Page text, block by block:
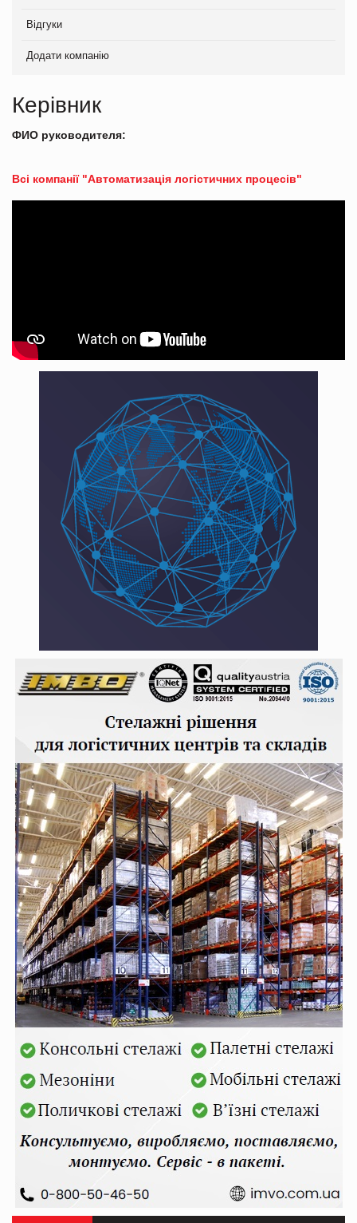
Відгуки
Додати компанію
Керівник
ФИО руководителя:
Всі компанії "Автоматизація логістичних процесів"